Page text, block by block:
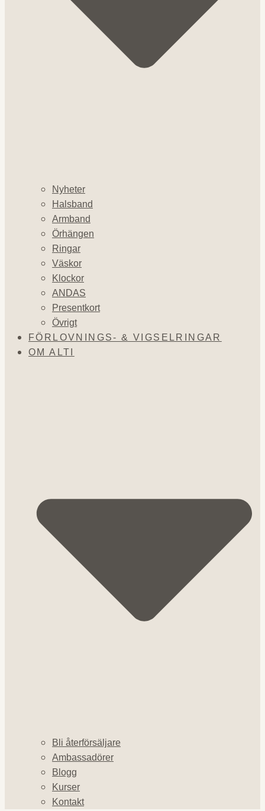
Nyheter
Halsband
Armband
Örhängen
Ringar
Väskor
Klockor
ANDAS
Presentkort
Övrigt
FÖRLOVNINGS- & VIGSELRINGAR
OM ALTI
Bli återförsäljare
Ambassadörer
Blogg
Kurser
Kontakt